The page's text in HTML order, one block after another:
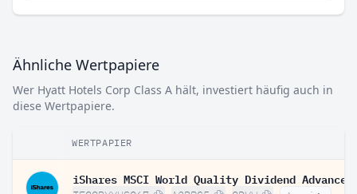
Ähnliche Wertpapiere
Wer Hyatt Hotels Corp Class A hält, investiert häufig auch in
diese Wertpapiere.
WERTPAPIER